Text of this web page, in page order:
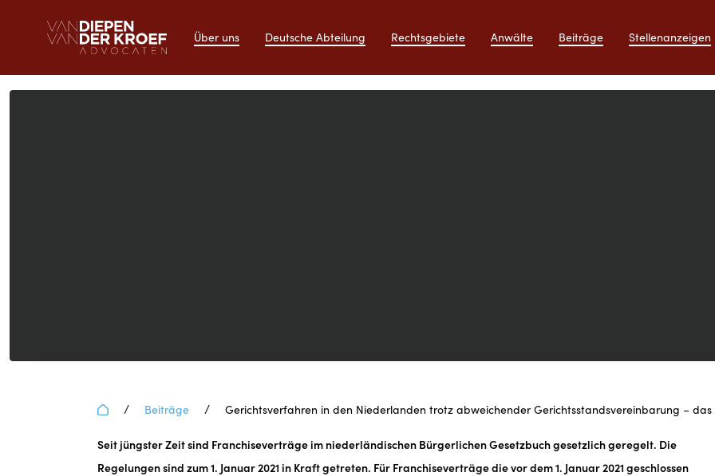
Über uns Deutsche Abteilung Rechtsgebiete Anwälte Beiträge Stellenanzeigen
Gerichtsverfahren in den
Niederlanden trotz
/ Beiträge / Gerichtsverfahren in den Niederlanden trotz abweichender Gerichtsstandsvereinbarung –
Seit jüngster Zeit sind Franchiseverträge im niederländischen Bürgerlichen Gesetzbuch gesetzlich geregelt. Die
Regelungen sind zum 1. Januar 2021 in Kraft getreten. Für Franchiseverträge die vor dem 1. Januar 2021 geschlossen